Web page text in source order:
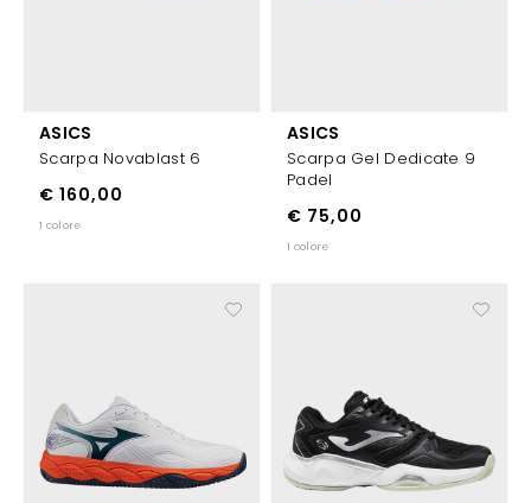
ASICS
Scarpa Novablast 6
€ 160,00
1 colore
ASICS
Scarpa Gel Dedicate 9
Padel
€ 75,00
1 colore